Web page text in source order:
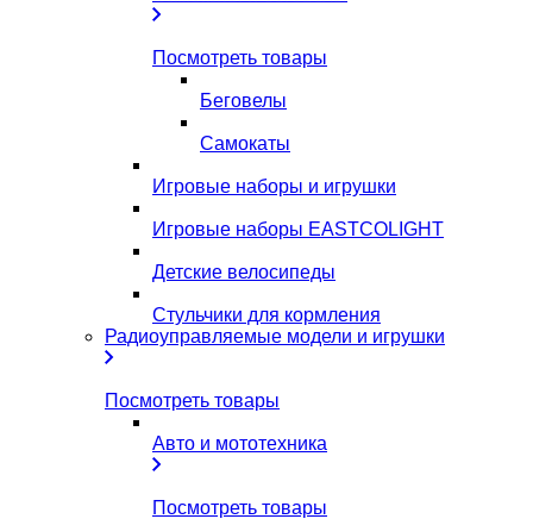
Посмотреть товары
Беговелы
Самокаты
Игровые наборы и игрушки
Игровые наборы EASTCOLIGHT
Детские велосипеды
Стульчики для кормления
Радиоуправляемые модели и игрушки
Посмотреть товары
Авто и мототехника
Посмотреть товары